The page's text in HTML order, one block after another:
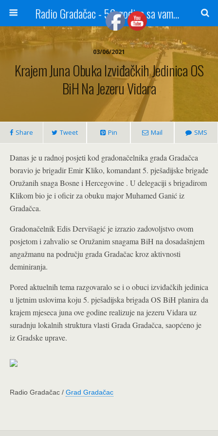
Radio Gradačac - 56 godina sa vama...
03/06/2021
Krajem Juna Obuka Izviđačkih Jedinica OS
BiH Na Jezeru Vidara
Share Tweet Pin Mail SMS
Danas je u radnoj posjeti kod gradonačelnika grada Gradačca
boravio je brigadir Emir Kliko, komandant 5. pješadijske brigade
Oružanih snaga Bosne i Hercegovine . U delegaciji s brigadirom
Klikom bio je i oficir za obuku major Muhamed Ganić iz
Gradačca.
Gradonačelnik Edis Dervišagić je izrazio zadovoljstvo ovom
posjetom i zahvalio se Oružanim snagama BiH na dosadašnjem
angažmanu na području grada Gradačac kroz aktivnosti
deminiranja.
Pored aktuelnih tema razgovaralo se i o obuci izviđačkih jedinica
u ljetnim uslovima koju 5. pješadijska brigada OS BiH planira da
krajem mjeseca juna ove godine realizuje na jezeru Vidara uz
suradnju lokalnih struktura vlasti Grada Gradačca, saopćeno je
iz Gradske uprave.
Radio Gradačac / Grad Gradačac